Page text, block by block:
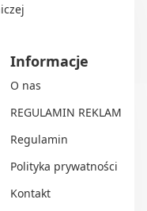
Informacje
O nas
REGULAMIN REKLAM
Regulamin
Polityka prywatności
Kontakt